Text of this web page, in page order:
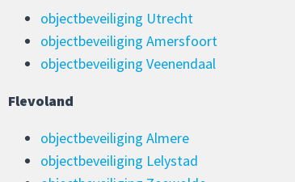
objectbeveiliging Utrecht
objectbeveiliging Amersfoort
objectbeveiliging Veenendaal
Flevoland
objectbeveiliging Almere
objectbeveiliging Lelystad